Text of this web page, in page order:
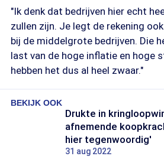
"Ik denk dat bedrijven hier echt
zullen zijn. Je legt de rekening
bij de middelgrote bedrijven. Die
last van de hoge inflatie en hoge
hebben het dus al heel zwaar."
BEKIJK OOK
Drukte in
afnemende
hier tegenwoordig'
31 aug 2022